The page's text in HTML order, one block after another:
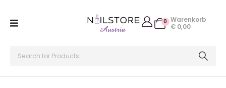
0 Warenkorb
€ 0,00